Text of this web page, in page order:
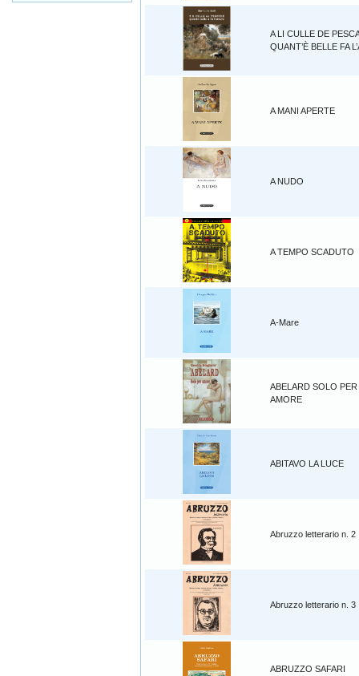
A LI CULLE DE
QUANT’È BELLE FA
A MANI APERTE
A NUDO
A TEMPO SCADUTO
A-Mare
ABELARD SOLO PER
AMORE
ABITAVO LA LUCE
Abruzzo letterario n. 2
Abruzzo letterario n. 3
ABRUZZO SAFARI